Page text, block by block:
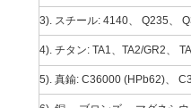
3). スチール: 4140、 Q235、
4). チタン: TA1、TA2/GR2、
5). 真鍮: C36000 (HPb62)、